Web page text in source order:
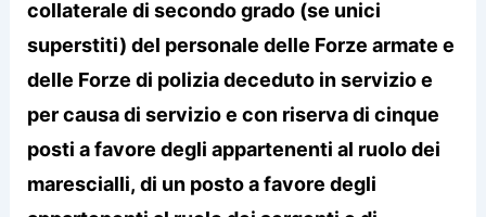
collaterale di secondo grado (se unici
superstiti) del personale delle Forze armate e
delle Forze di polizia deceduto in servizio e
per causa di servizio e con riserva di cinque
posti a favore degli appartenenti al ruolo dei
marescialli, di un posto a favore degli